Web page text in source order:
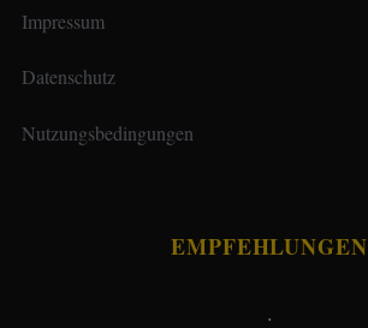
Impressum
Datenschutz
Nutzungsbedingungen
EMPFEHLUNGEN
.